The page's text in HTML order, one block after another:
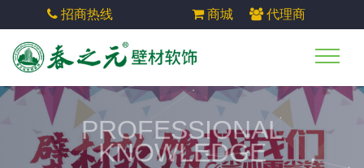
招商热线 商城 代理商
PROFESSIONAL
KNOWLEDGE